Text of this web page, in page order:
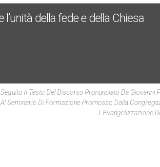
della fede e della Chiesa
Il Testo Del Discorso Pronunciato Da Giovanni
Seminario Di Formazione Promosso Dalla
L’Evangelizzazione